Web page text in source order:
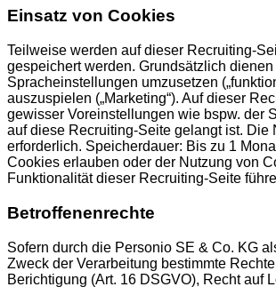
Einsatz von Cookies
Teilweise werden auf dieser Recruiting-
gespeichert werden. Grundsätzlich
Spracheinstellungen umzusetzen
auszuspielen („Marketing“). Auf dieser
gewisser Voreinstellungen wie bspw. der
auf diese Recruiting-Seite gelangt ist. Die
erforderlich. Speicherdauer: Bis zu 1
Cookies erlauben oder der Nutzung von
Funktionalität dieser Recruiting-Seite
Betroffenenrechte
Sofern durch die Personio SE & Co. KG
Zweck der Verarbeitung bestimmte
Berichtigung (Art. 16 DSGVO), Recht auf